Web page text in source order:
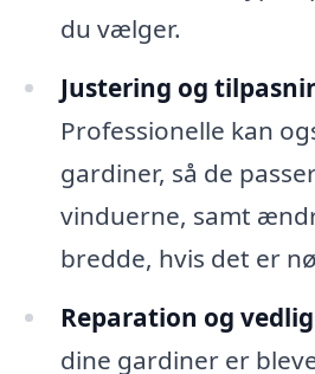
du vælger.
Justering og
Professionelle kan
gardiner, så de
vinduerne, samt
bredde, hvis det er
Reparation og
dine gardiner er